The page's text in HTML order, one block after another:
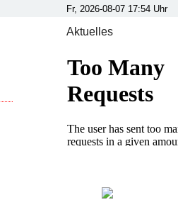
Aktuelles